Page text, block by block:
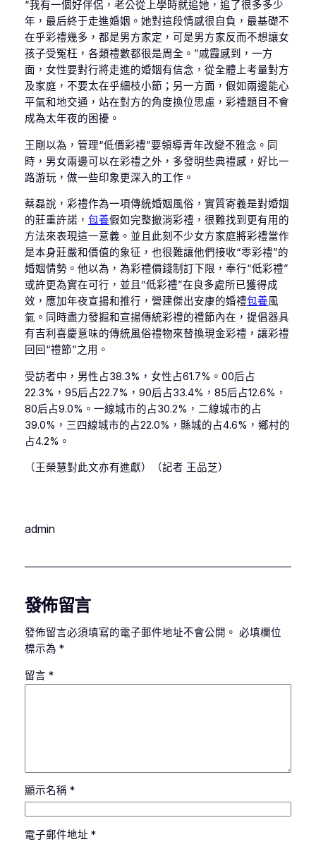
“我有一個好伴侶，老公從上學時就追她，追了很多多少
年，最后終于走進婚姻。她對這段情感很自負，最基礎不
在乎彩禮幾多，都是男方家定，可是男方家反而不想讓女
孩子受冤枉，各類禮數都很是周全。”戚霞感到，一方
面，女性要對行將走進的婚姻有信念，從全體上考量對方
及家庭，不要太在乎細枝小節；另一方面，假如兩邊能心
平氣和地交通，站在對方的角度換位思慮，彩禮題目不會
成為太年夜的困擾。
王剛以為，管理“低價彩禮”要領導青年改變不雅念。同
時，男女兩邊可以在彩禮之外，多發明些典禮感，好比一
路游玩，做一些印象更深入的工作。
蔡磊說，彩禮作為一項傳統婚姻風俗，實質寄義是對婚姻
的莊重許諾， 包養假如完整撤消彩禮，很難找到更有用的
方法來表現這一意義。並且此刻不少女方家庭將彩禮當作
是本身莊嚴和價值的象征，也很難讓他們接收“零彩禮”的
婚姻情勢。他以為，為彩禮價錢制訂下限，奉行“低彩禮”
或許更為實在可行，並且“低彩禮”在良多處所已獲得成
效，應加年夜宣揚和推行，營建傑出安康的婚禮包養風
氣。同時盡力發掘和宣揚傳統彩禮的禮節內在，提倡器具
有吉利喜慶意味的傳統風俗禮物來替換現金彩禮，讓彩禮
回回“禮節”之用。
受訪者中，男性占38.3%，女性占61.7%。00后占
22.3%，95后占22.7%，90后占33.4%，85后占12.6%，
80后占9.0%。一線城市的占30.2%，二線城市的占
39.0%，三四線城市的占22.0%，縣城的占4.6%，鄉村的
占4.2%。
（王榮慧對此文亦有進獻）（記者 王品芝）
admin
發佈留言
發佈留言必須填寫的電子郵件地址不會公開。 必填欄位
標示為 *
留言 *
顯示名稱 *
電子郵件地址 *